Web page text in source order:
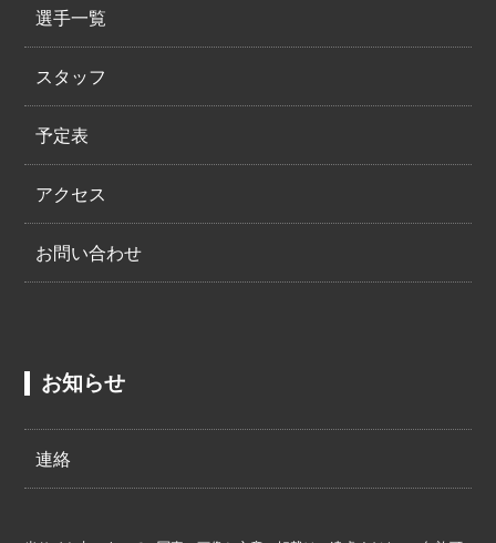
選手一覧
スタッフ
予定表
アクセス
お問い合わせ
お知らせ
連絡